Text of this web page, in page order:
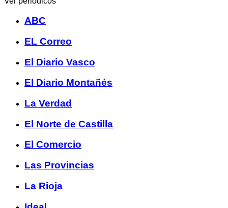
ABC
EL Correo
El Diario Vasco
El Diario Montañés
La Verdad
El Norte de Castilla
El Comercio
Las Provincias
La Rioja